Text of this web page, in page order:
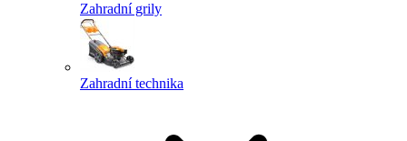
Zahradní grily
Zahradní technika